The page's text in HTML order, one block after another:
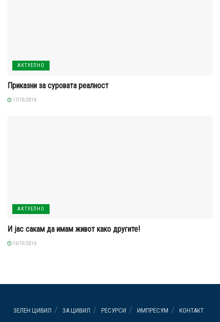
АКТУЕЛНО
Приказни за суровата реалност
17/10/2016
АКТУЕЛНО
И јас сакам да имам живот како другите!
16/10/2016
ЗЕЛЕН ЦИВИЛ ЗА ЦИВИЛ РЕСУРСИ ИМПРЕСУМ КОНТАКТ